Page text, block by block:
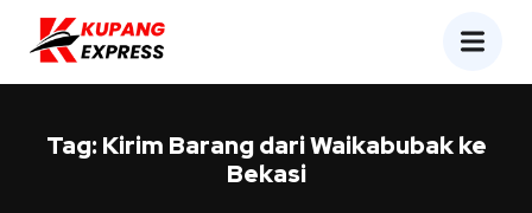
Tag: Kirim Barang dari Waikabubak ke
Bekasi